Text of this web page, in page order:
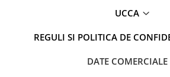
UCCA
REGULI SI POLITICA DE
DATE COMERCIALE